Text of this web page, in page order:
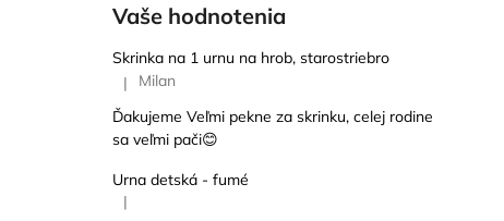
Vaše hodnotenia
Skrinka na 1 urnu na hrob, starostriebro
Hodnotenie produktu je 5 z 5 hviezdičiek.
|
Milan
Ďakujeme Veľmi pekne za skrinku, celej rodine
sa veľmi pači😊
Urna detská - fumé
Hodnotenie produktu je 5 z 5 hviezdičiek.
|